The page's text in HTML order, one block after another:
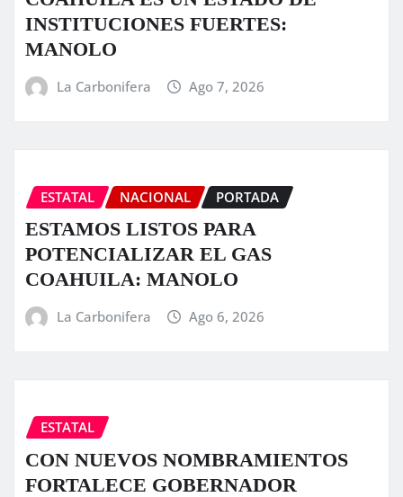
INSTITUCIONES FUERTES:
MANOLO
La Carbonifera Ago 7, 2026
ESTATAL NACIONAL PORTADA
ESTAMOS LISTOS PARA
POTENCIALIZAR EL GAS
COAHUILA: MANOLO
La Carbonifera Ago 6, 2026
ESTATAL
CON NUEVOS NOMBRAMIENTOS
FORTALECE GOBERNADOR